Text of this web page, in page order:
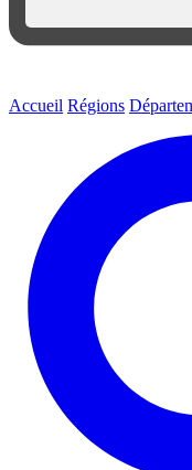
Accueil Régions